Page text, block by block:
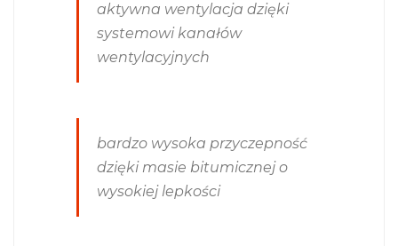
aktywna wentylacja dzięki
systemowi kanałów
wentylacyjnych
bardzo wysoka przyczepność
dzięki masie bitumicznej o
wysokiej lepkości